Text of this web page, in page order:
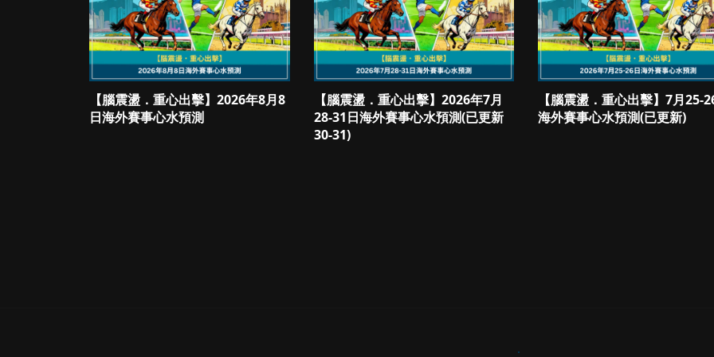
【腦震盪．重心出擊】2026年8月8
日海外賽事心水預測
【腦震盪．重心出擊】2026年7月
28-31日海外賽事心水預測(已更新
30-31)
【腦震盪．重心出擊】7月25-
海外賽事心水預測(已更新)